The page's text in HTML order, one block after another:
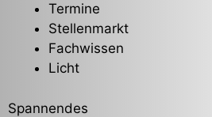
Termine
Stellenmarkt
Fachwissen
Licht
Spannendes